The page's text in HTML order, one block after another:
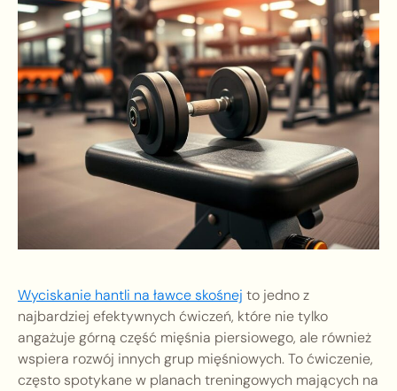
Wyciskanie hantli na ławce skośnej to jedno z
najbardziej efektywnych ćwiczeń, które nie tylko
angażuje górną część mięśnia piersiowego, ale również
wspiera rozwój innych grup mięśniowych. To ćwiczenie,
często spotykane w planach treningowych mających na